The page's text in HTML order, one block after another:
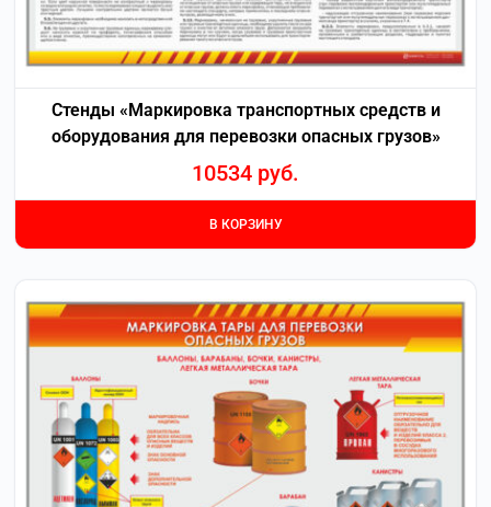
Стенды «Маркировка транспортных средств и
оборудования для перевозки опасных грузов»
10534 руб.
В КОРЗИНУ